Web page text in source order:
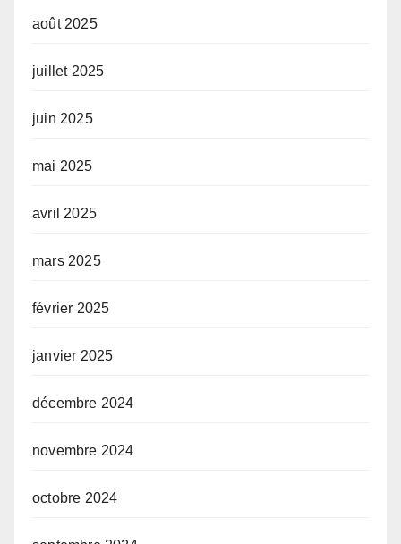
août 2025
juillet 2025
juin 2025
mai 2025
avril 2025
mars 2025
février 2025
janvier 2025
décembre 2024
novembre 2024
octobre 2024